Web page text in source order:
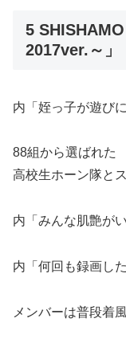
5
2017ver.～」
内「姪っ子が遊び
88組から選ばれた
高校生ホーン隊と
内「みんな肌艶がい
内「何回も録画し
メンバーは普段着